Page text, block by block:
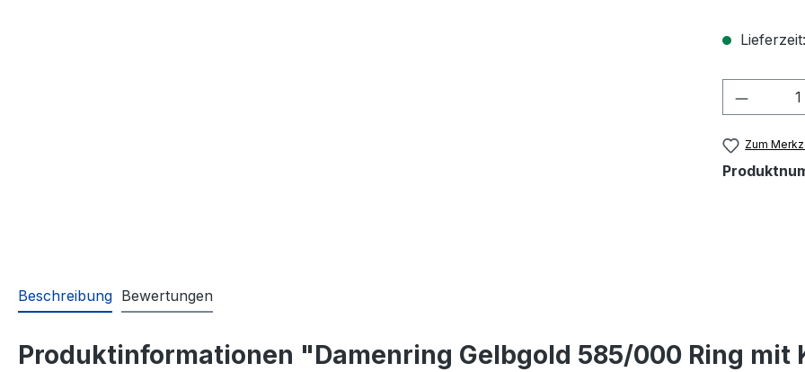
Zum
Beschreibung Bewertungen
Produktinformationen "Damenring Gelbgold 585/000 Ring mit